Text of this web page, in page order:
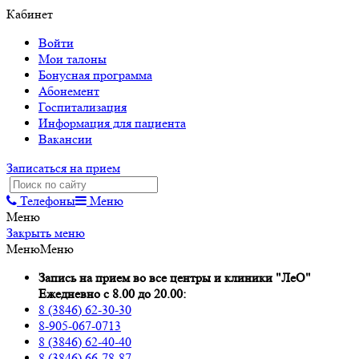
Кабинет
Войти
Мои талоны
Бонусная программа
Абонемент
Госпитализация
Информация для пациента
Вакансии
Записаться на прием
Телефоны
Меню
Меню
Закрыть меню
МенюМеню
Запись на прием во все центры и клиники "ЛеО"
Ежедневно с 8.00 до 20.00:
8 (3846) 62-30-30
8-905-067-0713
8 (3846) 62-40-40